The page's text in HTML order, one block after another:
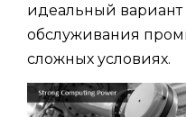
идеальный
обслуживания
сложных условиях.